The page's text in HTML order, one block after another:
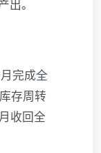
。
完成全
存周转
收回全